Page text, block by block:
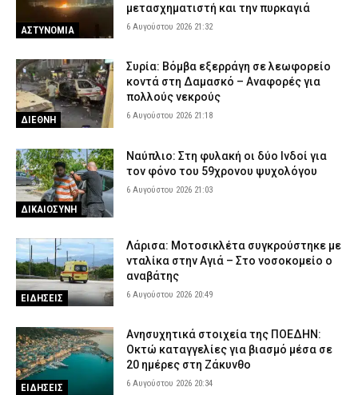
ΑΣΤΥΝΟΜΙΑ
μετασχηματιστή και την πυρκαγιά
6 Αυγούστου 2026 21:32
ΔΙΕΘΝΗ
Συρία: Βόμβα εξερράγη σε λεωφορείο
κοντά στη Δαμασκό – Αναφορές για
πολλούς νεκρούς
6 Αυγούστου 2026 21:18
ΔΙΚΑΙΟΣΥΝΗ
Ναύπλιο: Στη φυλακή οι δύο Ινδοί για
τον φόνο του 59χρονου ψυχολόγου
6 Αυγούστου 2026 21:03
ΕΙΔΗΣΕΙΣ
Λάρισα: Μοτοσικλέτα συγκρούστηκε με
νταλίκα στην Αγιά – Στο νοσοκομείο ο
αναβάτης
6 Αυγούστου 2026 20:49
ΕΙΔΗΣΕΙΣ
Ανησυχητικά στοιχεία της ΠΟΕΔΗΝ:
Οκτώ καταγγελίες για βιασμό μέσα σε
20 ημέρες στη Ζάκυνθο
6 Αυγούστου 2026 20:34